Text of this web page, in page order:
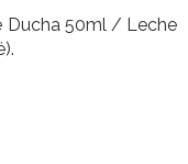
Ducha 50ml / Leche